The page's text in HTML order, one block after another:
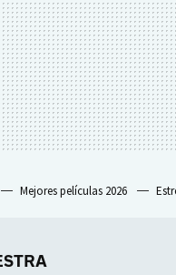
Mejores películas 2026